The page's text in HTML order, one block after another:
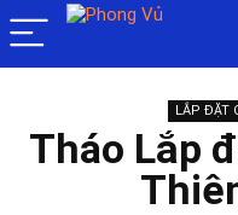
LẮP ĐẶT
Tháo Lắp